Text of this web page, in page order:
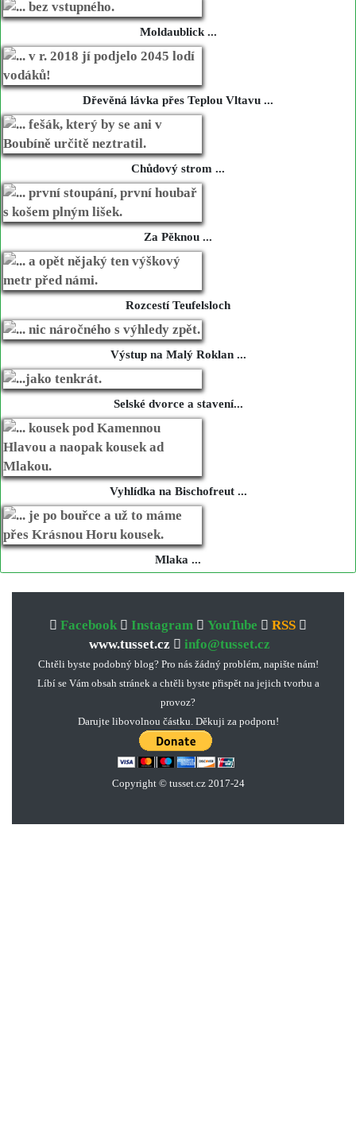
Moldaublick ...
Dřevěná lávka přes Teplou Vltavu ...
Chůdový strom ...
Za Pěknou ...
Rozcestí Teufelsloch
Výstup na Malý Roklan ...
Selské dvorce a stavení...
Vyhlídka na Bischofreut ...
Mlaka ...
Facebook Instagram YouTube
RSS
www.tusset.cz
info@tusset.cz
Chtěli byste podobný blog? Pro nás žádný problém, napište nám!
Líbí se Vám obsah stránek a chtěli byste přispět na jejich tvorbu a
provoz?
Darujte libovolnou částku. Děkuji za podporu!
Copyright © tusset. cz 2017-24